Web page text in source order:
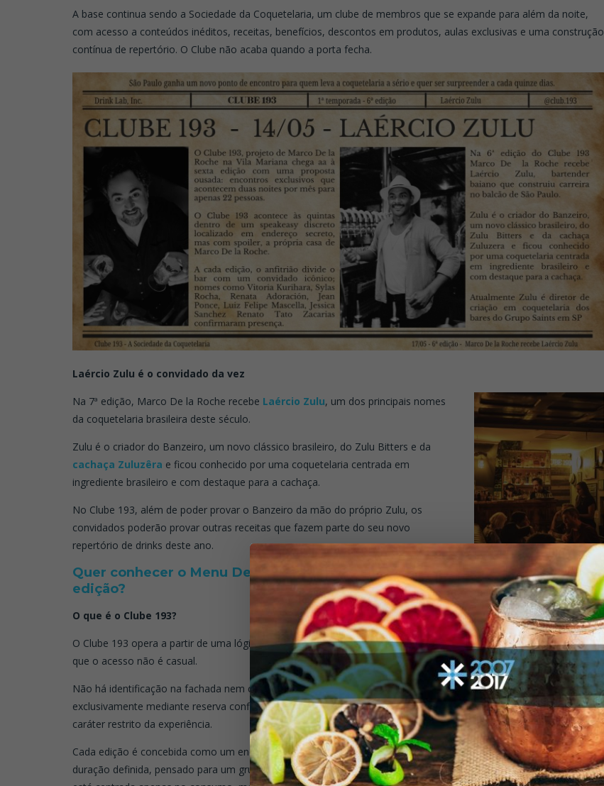
A base continua sendo a Sociedade da Coquetelaria, um clube de membros que se expande para além da noite,
com acesso a conteúdos inéditos, receitas, benefícios, descontos em produtos, aulas exclusivas e uma construção
contínua de repertório. O Clube não acaba quando a porta fecha.
Laércio Zulu é o convidado da vez
Na 7ª edição, Marco De la Roche recebe Laércio Zulu, um dos principais nomes
da coquetelaria brasileira deste século.
Zulu é o criador do Banzeiro, um novo clássico brasileiro, do Zulu Bitters e da
cachaça Zuluzêra e ficou conhecido por uma coquetelaria centrada em
ingrediente brasileiro e com destaque para a cachaça.
No Clube 193, além de poder provar o Banzeiro da mão do próprio Zulu, os
convidados poderão provar outras receitas que fazem parte do seu novo
repertório de drinks deste ano.
Quer conhecer o Menu Degustação exclusivo da 7ª
edição?
O que é o Clube 193?
O Clube 193 opera a partir de uma lógica discreta, inspirada nos speakeasies, em
que o acesso não é casual.
Não há identificação na fachada nem circulação espontânea. A entrada acontece
exclusivamente mediante reserva confirmada, o que estabelece desde o início o
caráter restrito da experiência.
Cada edição é concebida como um encontro fechado, com estrutura própria e
duração definida, pensado para um grupo reduzido de pessoas. A proposta não